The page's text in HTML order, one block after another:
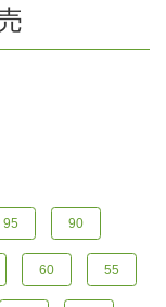
95 90
60 55